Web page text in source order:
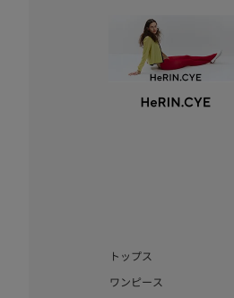
トップス
ワンピース